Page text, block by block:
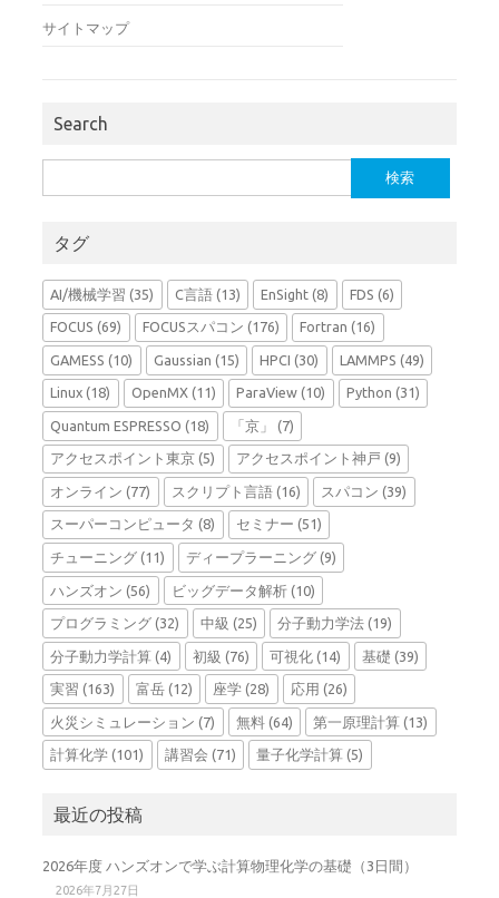
サイトマップ
Search
索:
タグ
AI/機械学習 (35) C言語(13) EnSight (8) FDS (6)
FOCUS (69) FOCUSスパコン (176) Fortran (16)
GAMESS (10) Gaussian (15) HPCI (30) LAMMPS (49)
Linux (18) OpenMX(11) ParaView (10) Python (31)
Quantum ESPRESSO (18) 「京」 (7)
アクセスポイント東京 (5) アクセスポイント神戸 (9)
オンライン (77) スクリプト言語(16) スパコン (39)
スーパーコンピュータ (8) セミナー (51)
チューニング (11) ディープラーニング(9)
ハンズオン (56) ビッグデータ解析(10)
プログラミング (32) 中級 (25) 分子動力学法 (19)
分子動力学計算 (4) 初級 (76) 可視化 (14) 基礎 (39)
実習 (163) 富岳(12) 座学 (28) 応用 (26)
火災シミュレーション (7) 無料(64) 第一原理計算 (13)
計算化学 (101) 講習会 (71) 量子化学計算 (5)
最近の投稿
2026年度 ハンズオンで学ぶ計算物理化学の基礎（3日間）
2026年7月27日